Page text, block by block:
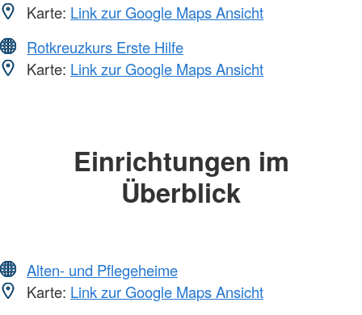
Karte: Link zur Google Maps Ansicht
Rotkreuzkurs Erste Hilfe
Karte: Link zur Google Maps Ansicht
Einrichtungen im
Überblick
Alten- und Pflegeheime
Karte: Link zur Google Maps Ansicht